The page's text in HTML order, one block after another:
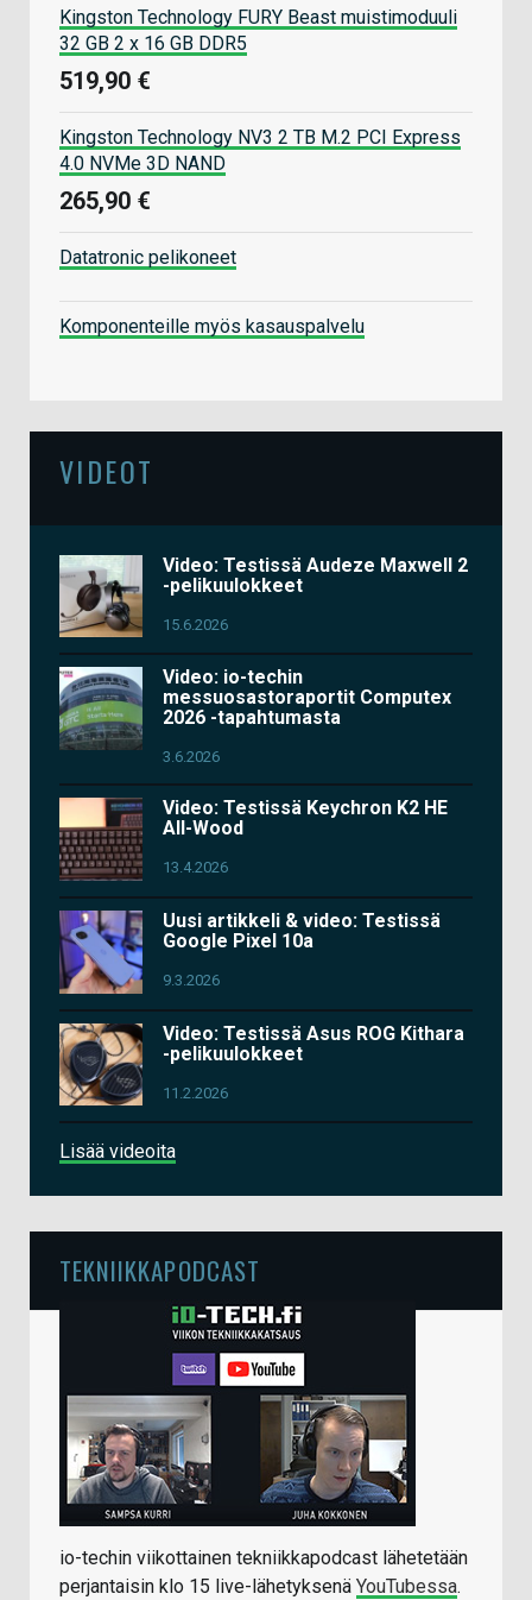
Kingston Technology FURY Beast muistimoduuli
32 GB 2 x 16 GB DDR5
519,90 €
Kingston Technology NV3 2 TB M.2 PCI Express
4.0 NVMe 3D NAND
265,90 €
Datatronic pelikoneet
Komponenteille myös kasauspalvelu
VIDEOT
Video: Testissä Audeze Maxwell 2
-pelikuulokkeet
15.6.2026
Video: io-techin
messuosastoraportit Computex
2026 -tapahtumasta
3.6.2026
Video: Testissä Keychron K2 HE
All-Wood
13.4.2026
Uusi artikkeli & video: Testissä
Google Pixel 10a
9.3.2026
Video: Testissä Asus ROG Kithara
-pelikuulokkeet
11.2.2026
Lisää videoita
TEKNIIKKAPODCAST
io-techin viikottainen tekniikkapodcast lähetetään
perjantaisin klo 15 live-lähetyksenä YouTubessa.